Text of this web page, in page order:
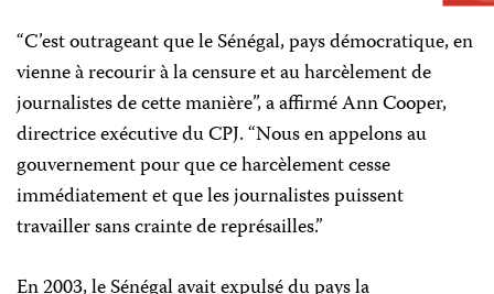
“C’est outrageant que le Sénégal, pays démocratique, en
vienne à recourir à la censure et au harcèlement de
journalistes de cette manière”, a affirmé Ann Cooper,
directrice exécutive du CPJ. “Nous en appelons au
gouvernement pour que ce harcèlement cesse
immédiatement et que les journalistes puissent
travailler sans crainte de représailles.”